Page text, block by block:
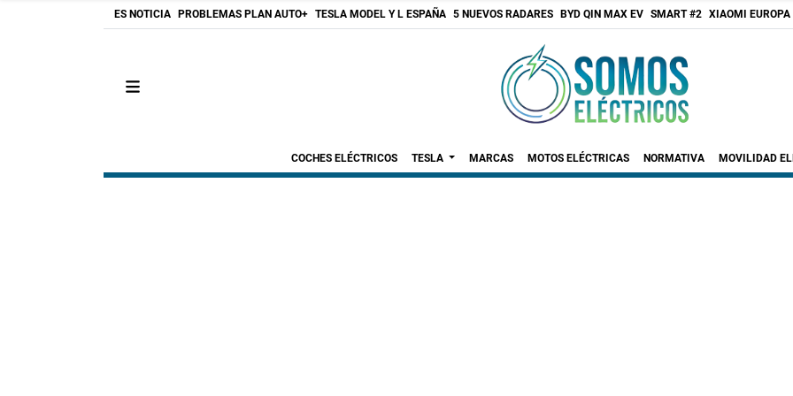
ES NOTICIA PROBLEMAS PLAN AUTO+ TESLA MODEL Y L ESPAÑA 5 NUEVOS RADARES BYD QIN MAX EV SMART #2 XIAOMI EUROPA
COCHES ELÉCTRICOS TESLA MARCAS MOTOS ELÉCTRICAS NORMATIVA MOVILIDAD